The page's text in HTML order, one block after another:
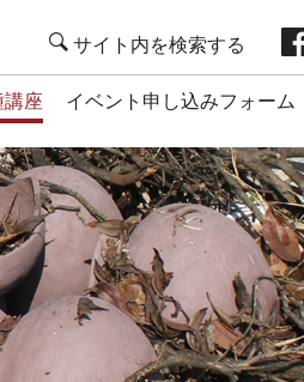
講座 イベント申し込みフォーム